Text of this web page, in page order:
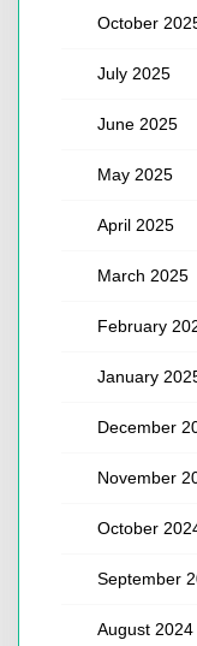
October
July 2025
June 2025
May 2025
April 2025
March 2025
February
January
December
November
October
September
August 2024